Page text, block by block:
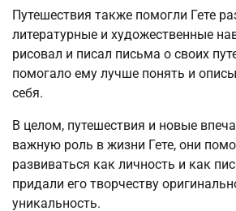
Путешествия также помогли Гете
литературные и художественные
рисовал и писал письма о своих
помогало ему лучше понять и
себя.
В целом, путешествия и новые
важную роль в жизни Гете, они
развиваться как личность и как
придали его творчеству
уникальность.